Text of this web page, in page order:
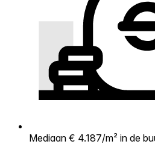
Mediaan € 4.187/m² in de